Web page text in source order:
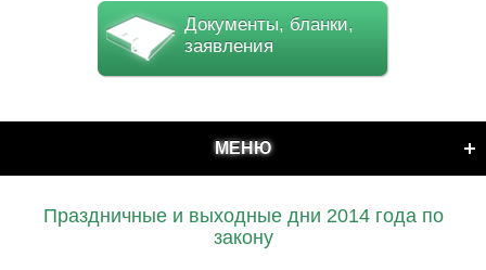
Документы, бланки,
заявления
МЕНЮ
Праздничные и выходные дни 2014 года по
закону